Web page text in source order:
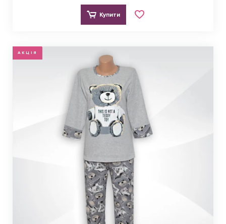
Купити
АКЦІЯ